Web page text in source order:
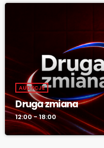
AUDYCJE
Druga zmiana
12:00 - 18:00